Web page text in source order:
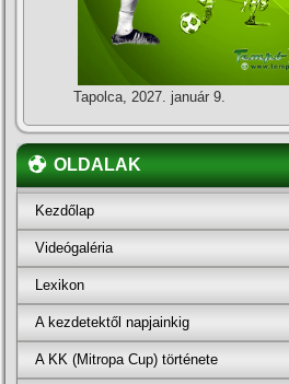
Tapolca, 2027. január 9.
OLDALAK
Kezdőlap
Videógaléria
Lexikon
A kezdetektől napjainkig
A KK (Mitropa Cup) története